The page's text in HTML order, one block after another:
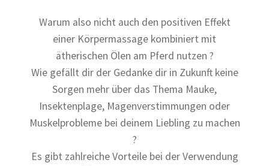
Warum also nicht auch den positiven Effekt
einer Körpermassage kombiniert mit
ätherischen Ölen am Pferd nutzen ?
Wie gefällt dir der Gedanke dir in Zukunft keine
Sorgen mehr über das Thema Mauke,
Insektenplage, Magenverstimmungen oder
Muskelprobleme bei deinem Liebling zu machen
?
Es gibt zahlreiche Vorteile bei der Verwendung